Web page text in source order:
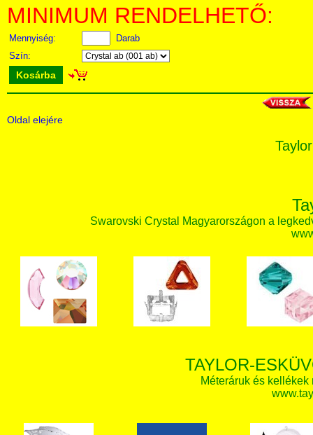
MINIMUM RENDELHETŐ:
Mennyiség:
Darab
Szín:
Kosárba
Oldal elejére
Swarovski Crystal Magyarországon a
TAYLOR-
Méteráruk és